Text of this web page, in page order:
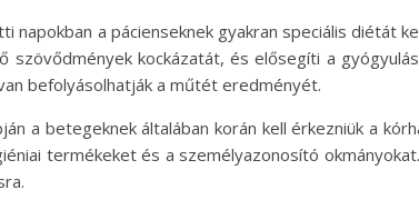
napokban a pácienseknek gyakran speciális diétát
szövődmények kockázatát, és elősegíti a
befolyásolhatják a műtét eredményét.
a betegeknek általában korán kell érkezniük a
termékeket és a személyazonosító